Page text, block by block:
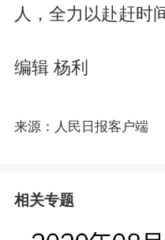
人，全力以赴赶时
编辑 杨利
来源：人民日报客户端
相关专题